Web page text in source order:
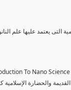
التى يعتمد عليها علم
To Nano
والحضارة